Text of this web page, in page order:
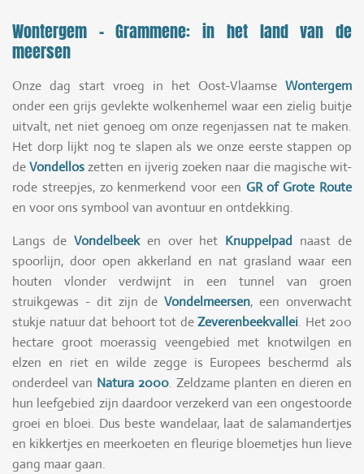
Wontergem – Grammene: in het land van de
meersen
Onze dag start vroeg in het Oost-Vlaamse Wontergem
onder een grijs gevlekte wolkenhemel waar een zielig buitje
uitvalt, net niet genoeg om onze regenjassen nat te maken.
Het dorp lijkt nog te slapen als we onze eerste stappen op
deVondellos zetten en ijverig zoeken naar die magische wit-
rode streepjes, zo kenmerkend voor een GR of Grote Route
en voor ons symbool van avontuur en ontdekking.
Langs de Vondelbeek en over het Knuppelpad naast de
spoorlijn, door open akkerland en nat grasland waar een
houten vlonder verdwijnt in een tunnel van groen
struikgewas - dit zijn deVondelmeersen, een onverwacht
stukje natuur dat behoort tot deZeverenbeekvallei. Het 200
hectare groot moerassig veengebied met knotwilgen en
elzen en riet en wilde zegge is Europees beschermd als
onderdeel van Natura 2000. Zeldzame planten en dieren en
hun leefgebied zijn daardoor verzekerd van een ongestoorde
groei en bloei. Dus beste wandelaar, laat de salamandertjes
en kikkertjes en meerkoeten en fleurige bloemetjes hun lieve
gang maar gaan.